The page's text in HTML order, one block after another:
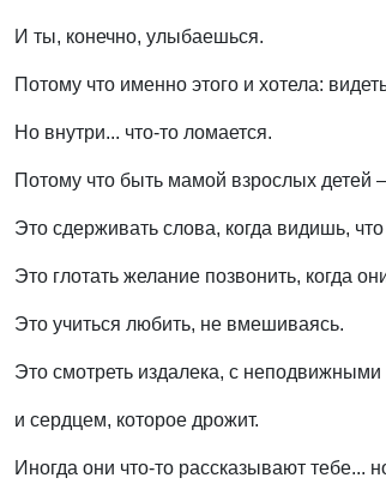
И ты, конечно, улыбаешься.
Потому что именно этого и хотела:
Но внутри... что-то ломается.
Потому что быть мамой взрослых детей –
Это сдерживать слова, когда видишь,
Это глотать желание позвонить, когда
Это учиться любить, не вмешиваясь.
Это смотреть издалека, с неподвижными
и сердцем, которое дрожит.
Иногда они что-то рассказывают тебе...